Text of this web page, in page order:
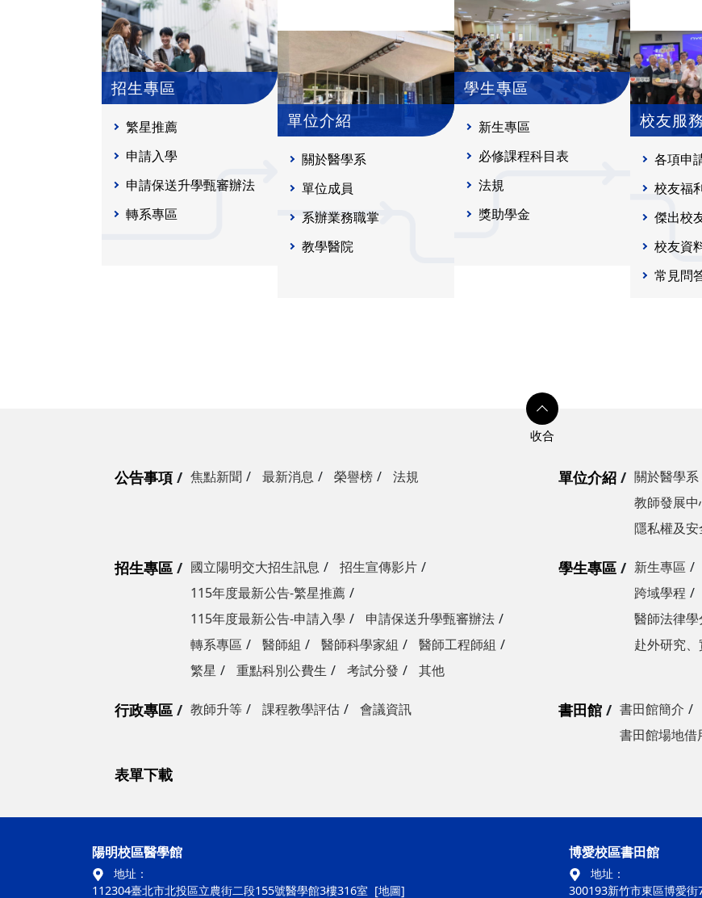
招生專區
繁星推薦
申請入學
申請保送升學甄審辦法
轉系專區
單位介紹
關於醫學系
單位成員
系辦業務職掌
教學醫院
學生專區
新生專區
必修課程科目表
法規
獎助學金
校友服
各項申
校友福
傑出校
校友資
常見問
公告事項 焦點新聞 最新消息 榮譽榜 法規 單位介紹 關於醫學系
教師發展中
隱私權及
招生專區 國立陽明交大招生訊息
招生宣傳影片
115年度最新公告-繁星推薦
115年度最新公告-申請入學
申請保送升學甄審辦法
轉系專區
醫師組 醫師科學家組
醫師工程師組
繁星
重點科別公費生 考試分發 其他
學生專區 新生專區
跨域學程
醫師法律學
赴外研究、
行政專區 教師升等 課程教學評估 會議資訊 書田館 書田館簡介
書田館場地借
表單下載
陽明校區醫學館
地址：
112304臺北市北投區立農街二段155號醫學館3樓316室 [地圖]
博愛校區書田館
地址：
300193新竹市東區博愛